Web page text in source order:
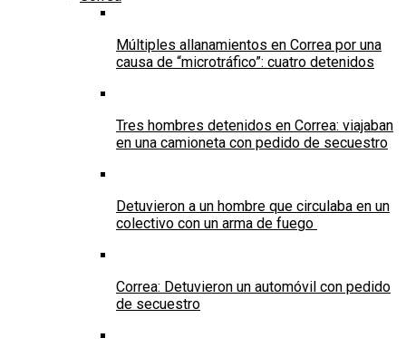
Múltiples allanamientos en Correa por una
causa de “microtráfico”: cuatro detenidos
Tres hombres detenidos en Correa: viajaban
en una camioneta con pedido de secuestro
Detuvieron a un hombre que circulaba en un
colectivo con un arma de fuego
Correa: Detuvieron un automóvil con pedido
de secuestro